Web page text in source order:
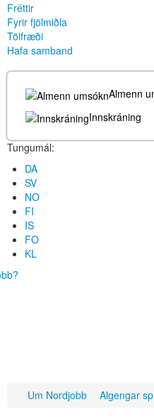
Fréttir
Fyrir fjölmiðla
Tölfræði
Hafa samband
Almenn
Innskráning
Tungumál:
DA
SV
NO
FI
IS
FO
KL
Um Nordjobb Algengar